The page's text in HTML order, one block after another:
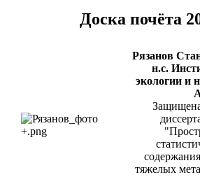
Доска почёта
Рязанов
н.с.
экологии и
тяжелых